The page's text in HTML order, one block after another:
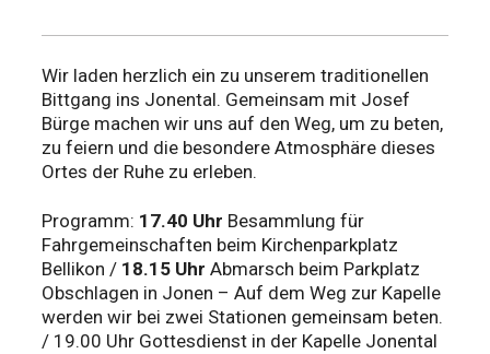
Wir laden herzlich ein zu unserem traditionellen
Bittgang ins Jonental. Gemeinsam mit Josef
Bürge machen wir uns auf den Weg, um zu beten,
zu feiern und die besondere Atmosphäre dieses
Ortes der Ruhe zu erleben.
Programm: 17.40 Uhr Besammlung für
Fahrgemeinschaften beim Kirchenparkplatz
Bellikon / 18.15 Uhr Abmarsch beim Parkplatz
Obschlagen in Jonen – Auf dem Weg zur Kapelle
werden wir bei zwei Stationen gemeinsam beten.
/ 19.00 Uhr Gottesdienst in der Kapelle Jonental